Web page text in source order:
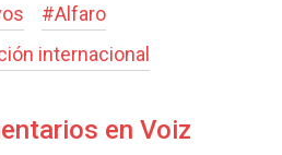
#Alfaro
internacional
en Voiz